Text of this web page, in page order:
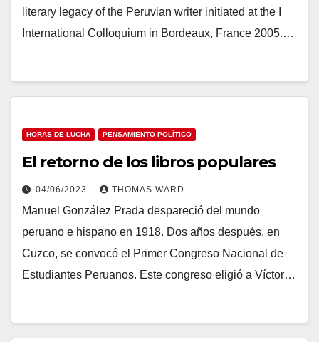
literary legacy of the Peruvian writer initiated at the I
International Colloquium in Bordeaux, France 2005.…
HORAS DE LUCHA PENSAMIENTO POLÍTICO
El retorno de los libros populares
04/06/2023 THOMAS WARD
Manuel González Prada despareció del mundo
peruano e hispano en 1918. Dos años después, en
Cuzco, se convocó el Primer Congreso Nacional de
Estudiantes Peruanos. Este congreso eligió a Víctor…